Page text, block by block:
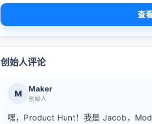
查
创始人评论
M Maker
创始人
嘿，Product Hunt！我是 Jacob，